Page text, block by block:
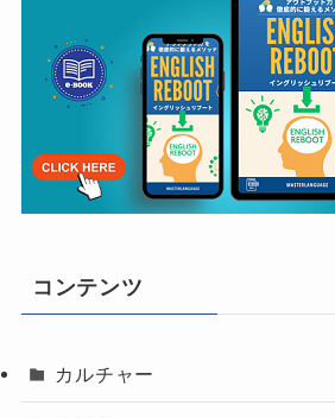
コンテンツ
カルチャー